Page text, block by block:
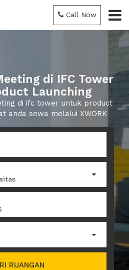
Call Now
di IFC Tower
Launching
di ifc tower untuk product
anda sewa melalui XWORK
RUANGAN